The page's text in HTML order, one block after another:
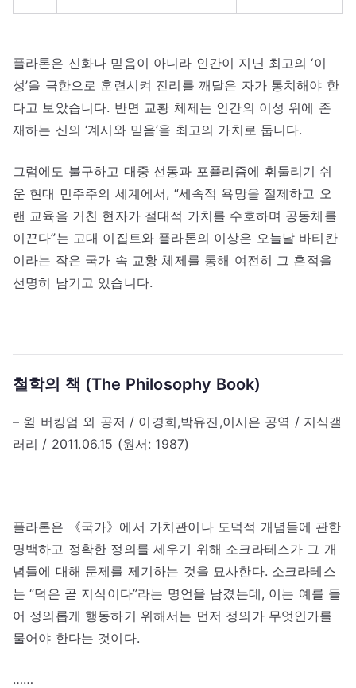
플라톤은 신화나 믿음이 아니라 인간이 지닌 최고의 ‘이
성’을 극한으로 훈련시켜 진리를 깨달은 자가 통치해야 한
다고 보았습니다. 반면 교황 체제는 인간의 이성 위에 존
재하는 신의 ‘계시와 믿음’을 최고의 가치로 둡니다.
그럼에도 불구하고 대중 선동과 포퓰리즘에 휘둘리기 쉬
운 현대 민주주의 세계에서, “세속적 욕망을 절제하고 오
랜 교육을 거친 현자가 절대적 가치를 수호하며 공동체를
이끈다”는 고대 이집트와 플라톤의 이상은 오늘날 바티칸
이라는 작은 국가 속 교황 체제를 통해 여전히 그 흔적을
선명히 남기고 있습니다.
철학의 책 (The Philosophy Book)
– 윌 버킹엄 외 공저 / 이경희,박유진,이시은 공역 / 지식갤
러리 / 2011.06.15 (원서: 1987)
플라톤은 《국가》에서 가치관이나 도덕적 개념들에 관한
명백하고 정확한 정의를 세우기 위해 소크라테스가 그 개
념들에 대해 문제를 제기하는 것을 묘사한다. 소크라테스
는 “덕은 곧 지식이다”라는 명언을 남겼는데, 이는 예를 들
어 정의롭게 행동하기 위해서는 먼저 정의가 무엇인가를
물어야 한다는 것이다.
……